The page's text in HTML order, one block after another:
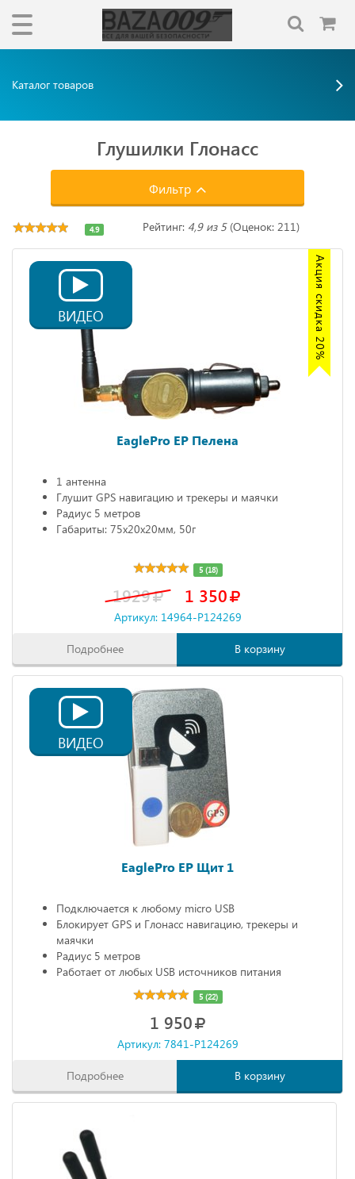
Каталог товаров
Глушилки Глонасс
Фильтр
Акция скидка 20%
ВИДЕО
EaglePro EP Пелена
1 антенна
Глушит GPS навигацию и трекеры и маячки
Радиус 5 метров
Габариты: 75х20х20мм, 50г
5 (18)
1929 1 350
Артикул: 14964-P124269
Подробнее В корзину
ВИДЕО
EaglePro EP Щит 1
Подключается к любому micro USB
Блокирует GPS и Глонасс навигацию, трекеры и
маячки
Радиус 5 метров
Работает от любых USB источников питания
Габариты: 68х20х10 мм
5 (22)
1 950
Артикул: 7841-P124269
Подробнее В корзину
4.9 Рейтинг: 4,9 из 5(Оценок: 211)